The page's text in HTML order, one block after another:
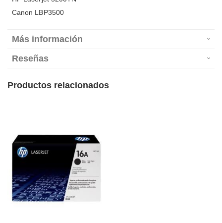
Canon LBP3500
Más información
Reseñas
Productos relacionados